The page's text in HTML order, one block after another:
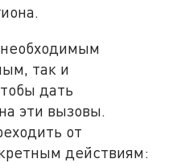
так и
дать
эти вызовы.
от
действиям: